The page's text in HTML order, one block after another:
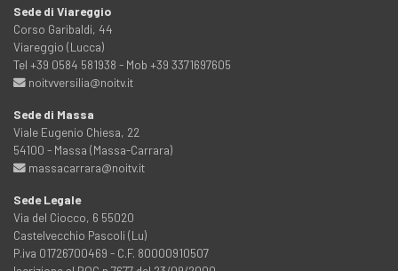
Sede di Viareggio
Corso Garibaldi, 44
Viareggio (Lucca)
Tel +39 0584 581938 - Mob +39 3371697605
noitvversilia@noitv.it
Sede di Massa
Viale Eugenio Chiesa, 22
54100 - Massa (Massa-Carrara)
massacarrara@noitv.it
Sede Legale
Via del Ciocco, 6 55020
Castelvecchio Pascoli (Lu)
P.iva 01726700469 - C.F. 80000910507